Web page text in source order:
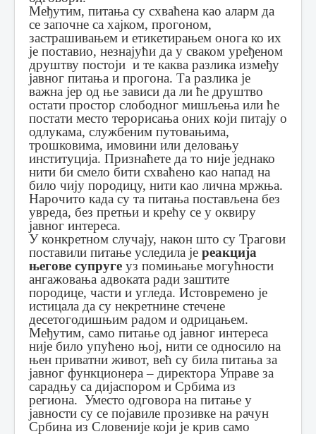
Међутим, питања су схваћена као аларм да
се започне са хајком, прогоном,
застрашивањем и етикетирањем онога ко их
је поставио, незнајући да у сваком уређеном
друштву постоји и те каква разлика између
јавног питања и прогона. Та разлика је
важна јер од ње зависи да ли ће друштво
остати простор слободног мишљења или ће
постати место терорисања оних који питају о
одлукама, службеним путовањима,
трошковима, имовини или деловању
институција. Признаћете да то није једнако
нити би смело бити схваћено као напад на
било чију породицу, нити као лична мржња.
Нарочито када су та питања постављена без
увреда, без претњи и крећу се у оквиру
јавног интереса.
У конкретном случају, након што су Трагови
поставили питање уследила је реакција
његове супруге уз помињање могућности
ангажовања адвоката ради заштите
породице, части и угледа. Истовремено је
истицала да су некретнине стечене
десетогодишњим радом и одрицањем.
Међутим, само питање од јавног интереса
није било упућено њој, нити се односило на
њен приватни живот, већ су била питања за
јавног функционера – директора Управе за
сарадњу са дијаспором и Србима из
региона. Уместо одговора на питање у
јавности су се појавиле прозивке на рачун
Србина из Словеније који је крив само